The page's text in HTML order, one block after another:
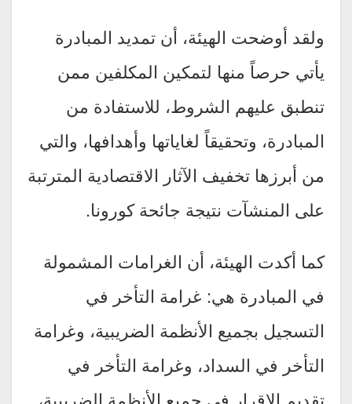
ولقد أوضحت الهيئة، أن تمديد المبادرة
يأتي حرصاً منها لتمكين المكلفين ممن
تنطبق عليهم الشروط، للاستفادة من
المبادرة، وتحقيقاً لغاياتها وأهدافها، والتي
من أبرزها تخفيف الآثار الاقتصادية المترتبة
على المنشآت نتيجة جائحة كورونا.
كما أكدت الهيئة، أن الغرامات المشمولة
في المبادرة هي: غرامة التأخر في
التسجيل بجميع الأنظمة الضريبية، وغرامة
التأخر في السداد، وغرامة التأخر في
تقديم الإقرار في جميع الأنظمة الضريبية،